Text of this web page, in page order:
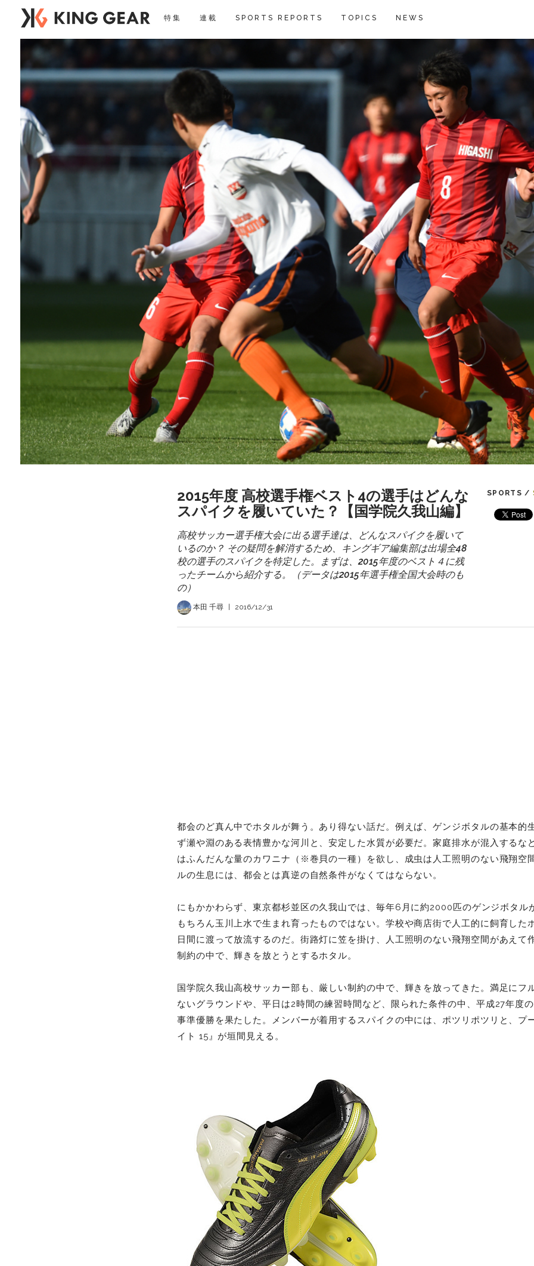
特集 連載 SPORTS REPORTS TOPICS NEWS
2015年度 高校選手権ベスト4の選手はどんな
スパイクを履いていた？【国学院久我山編】
高校サッカー選手権大会に出る選手達は、どんなスパイクを履いて
いるのか？ その疑問を解消するため、キングギア編集部は出場全48
校の選手のスパイクを特定した。まずは、2015年度のベスト４に残
ったチームから紹介する。（データは2015年選手権全国大会時のも
の）
本田 千尋 2016/12/31
SPORTS /
都会のど真ん中でホタルが舞う。あり得ない話だ。例えば、ゲンジボタルの基本的
ず瀬や淵のある表情豊かな河川と、安定した水質が必要だ。家庭排水が混入するな
はふんだんな量のカワニナ（※巻貝の一種）を欲し、成虫は人工照明のない飛翔空
ルの生息には、都会とは真逆の自然条件がなくてはならない。
にもかかわらず、東京都杉並区の久我山では、毎年6月に約2000匹のゲンジボタル
もちろん玉川上水で生まれ育ったものではない。学校や商店街で人工的に飼育した
日間に渡って放流するのだ。街路灯に笠を掛け、人工照明のない飛翔空間があえて
制約の中で、輝きを放とうとするホタル。
国学院久我山高校サッカー部も、厳しい制約の中で、輝きを放ってきた。満足にフ
ないグラウンドや、平日は2時間の練習時間など、限られた条件の中、平成27年度
事準優勝を果たした。メンバーが着用するスパイクの中には、ポツリポツリと、プ
イト 15』が垣間見える。